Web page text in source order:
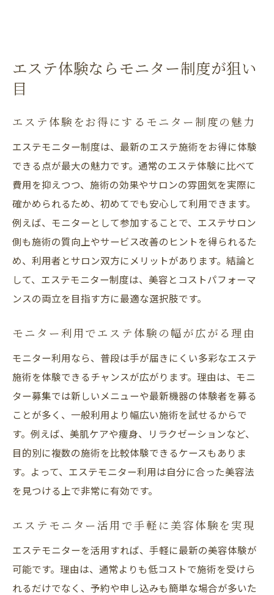
エステ体験ならモニター制度が狙い
目
エステ体験をお得にするモニター制度の魅力
エステモニター制度は、最新のエステ施術をお得に体験
できる点が最大の魅力です。通常のエステ体験に比べて
費用を抑えつつ、施術の効果やサロンの雰囲気を実際に
確かめられるため、初めてでも安心して利用できます。
例えば、モニターとして参加することで、エステサロン
側も施術の質向上やサービス改善のヒントを得られるた
め、利用者とサロン双方にメリットがあります。結論と
して、エステモニター制度は、美容とコストパフォーマ
ンスの両立を目指す方に最適な選択肢です。
モニター利用でエステ体験の幅が広がる理由
モニター利用なら、普段は手が届きにくい多彩なエステ
施術を体験できるチャンスが広がります。理由は、モニ
ター募集では新しいメニューや最新機器の体験者を募る
ことが多く、一般利用より幅広い施術を試せるからで
す。例えば、美肌ケアや痩身、リラクゼーションなど、
目的別に複数の施術を比較体験できるケースもありま
す。よって、エステモニター利用は自分に合った美容法
を見つける上で非常に有効です。
エステモニター活用で手軽に美容体験を実現
エステモニターを活用すれば、手軽に最新の美容体験が
可能です。理由は、通常よりも低コストで施術を受けら
れるだけでなく、予約や申し込みも簡単な場合が多いた